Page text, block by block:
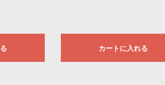
カートに入れる